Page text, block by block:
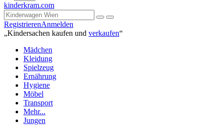
kinderkram.com
RegistrierenAnmelden
„Kindersachen kaufen und verkaufen“
Mädchen
Kleidung
Spielzeug
Ernährung
Hygiene
Möbel
Transport
Mehr...
Jungen